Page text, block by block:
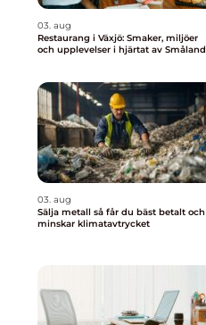
03. aug
Restaurang i Växjö: Smaker, miljöer
och upplevelser i hjärtat av Småland
03. aug
Sälja metall så får du bäst betalt och
minskar klimatavtrycket